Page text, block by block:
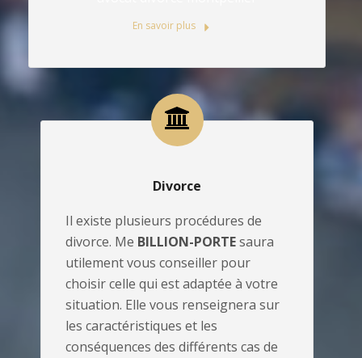
En savoir plus
Divorce
Il existe plusieurs procédures de
divorce. Me BILLION-PORTEsaura
utilement vous conseiller pour
choisir celle qui est adaptée à votre
situation. Elle vous renseignera sur
les caractéristiques et les
conséquences des différents cas de